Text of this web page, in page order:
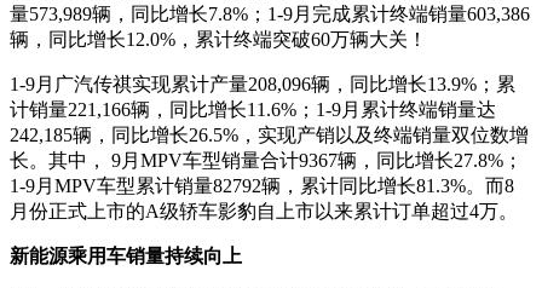
量573,989辆，同比增长7.8%；1-9月完成累计终端销量603,386
辆，同比增长12.0%，累计终端突破60万辆大关！
1-9月广汽传祺实现累计产量208,096辆，同比增长13.9%；累
计销量221,166辆，同比增长11.6%；1-9月累计终端销量达
242,185辆，同比增长26.5%，实现产销以及终端销量双位数增
长。其中， 9月MPV车型销量合计9367辆，同比增长27.8%；
1-9月MPV车型累计销量82792辆，累计同比增长81.3%。而8
月份正式上市的A级轿车影豹自上市以来累计订单超过4万。
新能源乘用车销量持续向上